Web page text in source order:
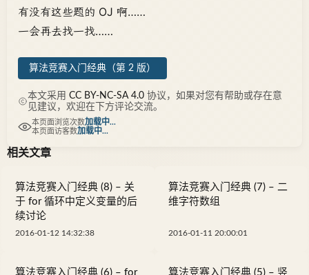
有没有这些题的 OJ 啊……
一会再去找一找……
算法竞赛入门经典（第 2 版）
本文采用 CC BY-NC-SA 4.0协议，如果对您有帮助或存在意
见建议，欢迎在下方评论交流。
本页面浏览次数加载中...
本页面访客数加载中...
相关文章
算法竞赛入门经典 (8) – 关
于 for 循环中定义变量的后
续讨论
2016-01-12 14:32:38
算法竞赛入门经典 (7) – 二
维字符数组
2016-01-11 20:00:01
算法竞赛入门经典 (6) – for
算法竞赛入门经典 (5) – 竖